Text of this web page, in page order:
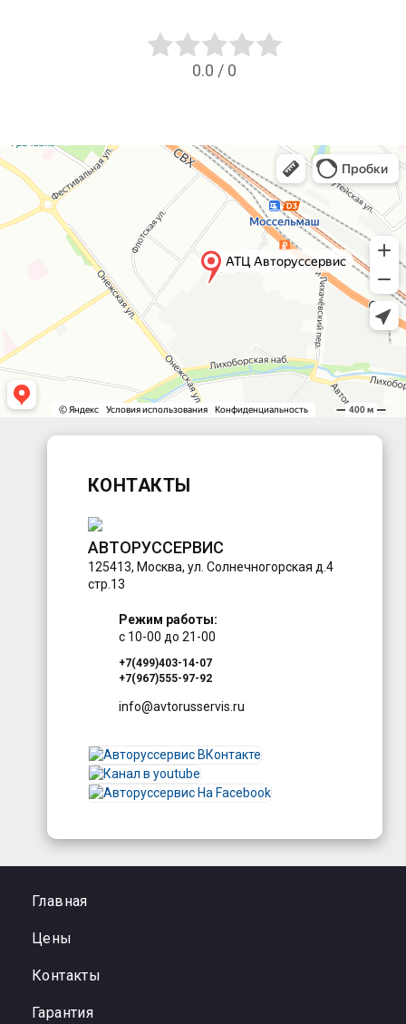
0.0 / 0
КОНТАКТЫ
АВТОРУССЕРВИС
125413, Москва, ул. Солнечногорская д.4
стр.13
Режим работы:
с 10-00 до 21-00
+7(499)403-14-07
+7(967)555-97-92
info@avtorusservis.ru
Главная
Цены
Контакты
Гарантия